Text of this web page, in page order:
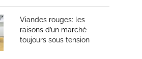
Viandes rouges: les
raisons d’un marché
toujours sous tension